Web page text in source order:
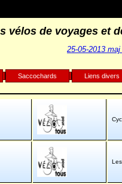
vélos de voyages et
25-05-2013
Saccochards Liens divers